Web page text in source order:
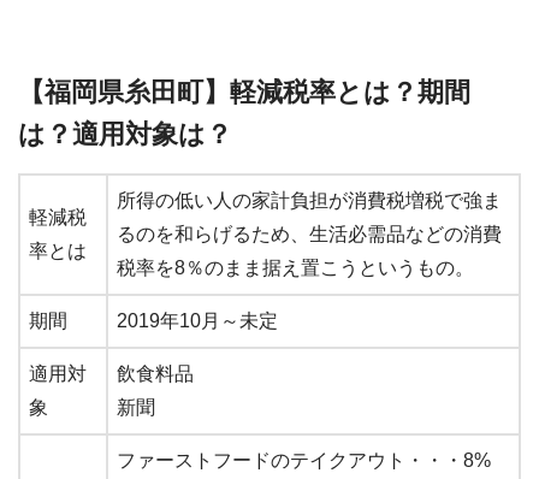
【福岡県糸田町】軽減税率とは？期間
は？適用対象は？
軽減税
率とは
所得の低い人の家計負担が消費税増税で強ま
るのを和らげるため、生活必需品などの消費
税率を8％のまま据え置こうというもの。
期間 2019年10月～未定
適用対
象
飲食料品
新聞
ファーストフードのテイクアウト・・・8%